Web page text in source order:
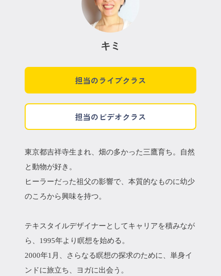
キミ
担当のライブクラス
担当のビデオクラス
東京都吉祥寺生まれ、畑の多かった三鷹育ち。自然
と動物が好き。
ヒーラーだった祖父の影響で、本質的なものに幼少
のころから興味を持つ。
テキスタイルデザイナーとしてキャリアを積みなが
ら、1995年より瞑想を始める。
2000年1月、さらなる瞑想の探求のために、単身イ
ンドに旅立ち、ヨガに出会う。